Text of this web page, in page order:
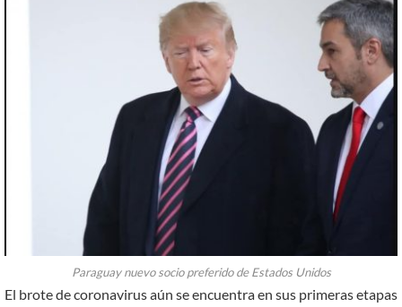
Paraguay nuevo socio preferido de Estados Unidos
El brote de coronavirus aún se encuentra en sus primeras etapas